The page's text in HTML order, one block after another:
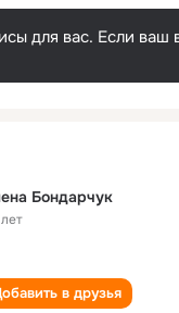
для вас. Если
Бондарчук
в друзья